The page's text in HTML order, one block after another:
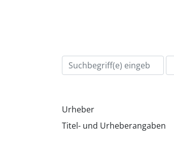
Urheber
Titel- und Urheberangaben